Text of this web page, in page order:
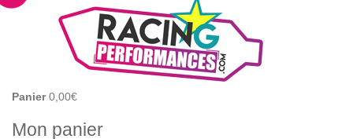
Panier 0,00€
Mon panier